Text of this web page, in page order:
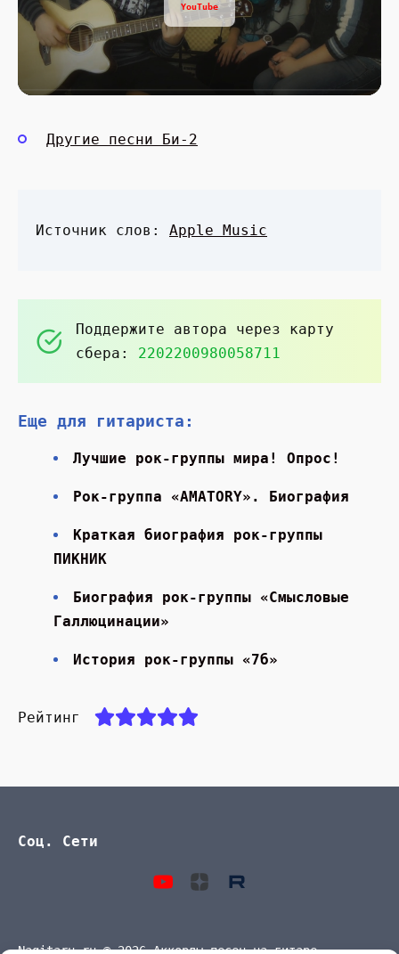
YouTube
Другие песни Би-2
Источник слов: Apple Music
Поддержите автора через карту
сбера: 2202200980058711
Еще для гитариста:
Лучшие рок-группы мира! Опрос!
Рок-группа «AMATORY». Биография
Краткая биография рок-группы
ПИКНИК
Биография рок-группы «Смысловые
Галлюцинации»
История рок-группы «7б»
Рейтинг
Соц. Сети
Nagitaru.ru © 2026 Аккорды песен на гитаре